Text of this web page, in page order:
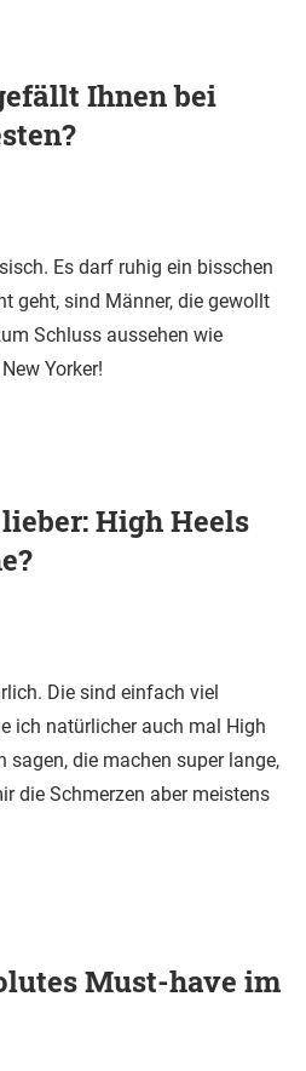
Ihnen bei
Es darf ruhig ein bisschen
geht, sind Männer, die gewollt
Schluss aussehen wie
Yorker!
High Heels
Die sind einfach viel
ich natürlicher auch mal High
sagen, die machen super lange,
die Schmerzen aber meistens
Must-have im